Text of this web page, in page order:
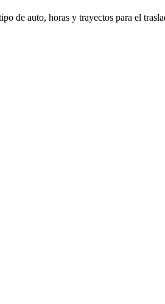
de auto, horas y trayectos para el